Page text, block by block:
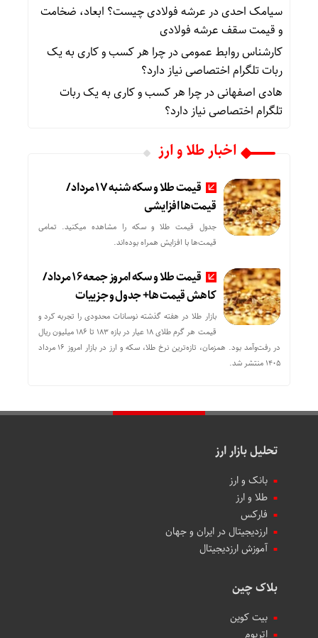
سیامک احدیدر عرشه فولادی چیست؟ ابعاد، ضخامت
و قیمت سقف عرشه فولادی
کارشناس روابط عمومیدرچرا هر کسب‌ و کاری به یک
ربات تلگرام اختصاصی نیاز دارد؟
هادی اصفهانیدرچرا هر کسب‌ و کاری به یک ربات
تلگرام اختصاصی نیاز دارد؟
اخبار طلا و ارز
قیمت طلا و سکه شنبه 17 مرداد/
قیمت‌ها افزایشی
جدول قیمت طلا و سکه را مشاهده میکنید. تمامی
قیمت‌ها با افزایش همراه بوده‌اند.
قیمت طلا و سکه امروز جمعه ۱۶ مرداد/
کاهش قیمت ها+ جدول و جزییات
بازار طلا در هفته گذشته نوسانات محدودی را تجربه کرد و
قیمت هر گرم طلای ۱۸ عیار در بازه ۱۸۳ تا ۱۸۶ میلیون ریال
در رفت‌وآمد بود. همزمان، تازه‌ترین نرخ طلا، سکه و ارز در بازار امروز ۱۶ مرداد
۱۴۰۵ منتشر شد.
تحلیل بازار ارز
بانک و ارز
طلا و ارز
فارکس
ارزدیجیتال در ایران و جهان
آموزش ارزدیجیتال
بلاک چین
بیت کوین